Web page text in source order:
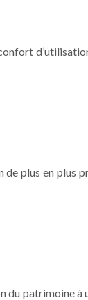
plus en plus
du patrimoine